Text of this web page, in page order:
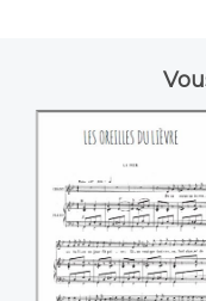
Les oreilles du
lièvre